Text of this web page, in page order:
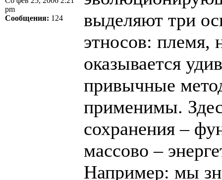
pm
Сообщения: 124
выделяют три
этносов: племя,
оказывается
привычные
применимы.
сохранения –
массово –
Например: мы